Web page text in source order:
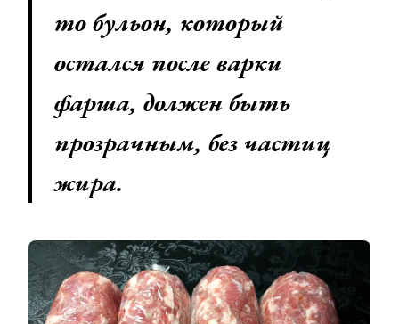
то бульон, который
остался после варки
фарша, должен быть
прозрачным, без частиц
жира.